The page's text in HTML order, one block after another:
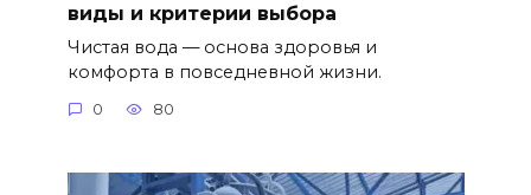
виды и критерии выбора
Чистая вода — основа здоровья и
комфорта в повседневной жизни.
0 80